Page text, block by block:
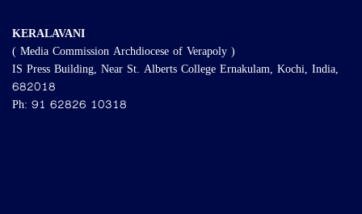
KERALAVANI
( Media Commission Archdiocese of Verapoly )
IS Press Building, Near St. Alberts College Ernakulam, Kochi, India,
682018
Ph: 91 62826 10318